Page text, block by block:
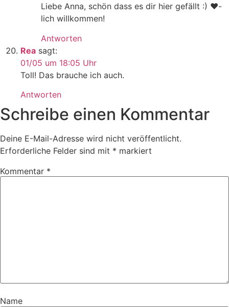
Liebe Anna, schön dass es dir hier gefällt :) ♥-
lich willkommen!
Antworten
Rea sagt:
01/05 um 18:05 Uhr
Toll! Das brauche ich auch.
Antworten
Schreibe einen Kommentar
Deine E-Mail-Adresse wird nicht veröffentlicht.
Erforderliche Felder sind mit * markiert
Kommentar *
Name